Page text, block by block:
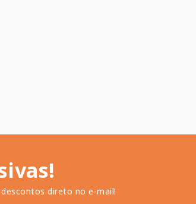
direto no e-mail!